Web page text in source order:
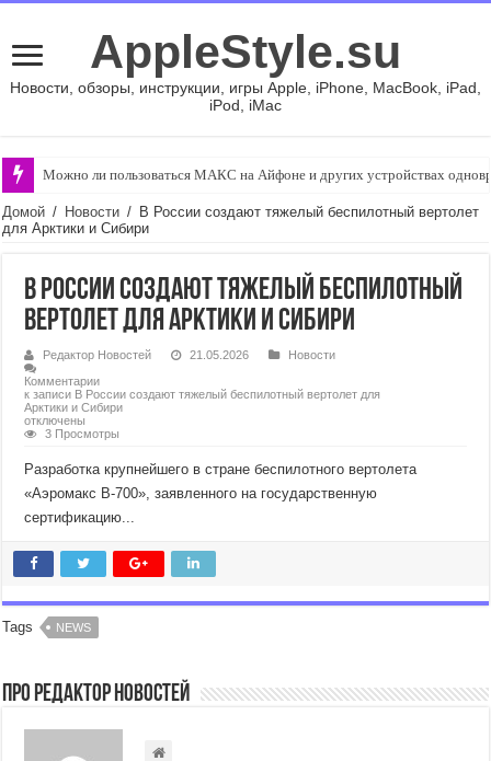
AppleStyle.su
Новости, обзоры, инструкции, игры Apple, iPhone, MacBook, iPad,
iPod, iMac
Можно ли пользоваться МАКС на Айфоне и других устройствах
Домой / Новости / В России создают тяжелый беспилотный вертолет
для Арктики и Сибири
В России создают тяжелый беспилотный
вертолет для Арктики и Сибири
Редактор Новостей 21.05.2026
Новости
Комментарии
к записи В России создают тяжелый беспилотный вертолет для
Арктики и Сибири
отключены
3 Просмотры
Разработка крупнейшего в стране беспилотного вертолета
«Аэромакс В‑700», заявленного на государственную
сертификацию...
Tags NEWS
Про Редактор Новостей